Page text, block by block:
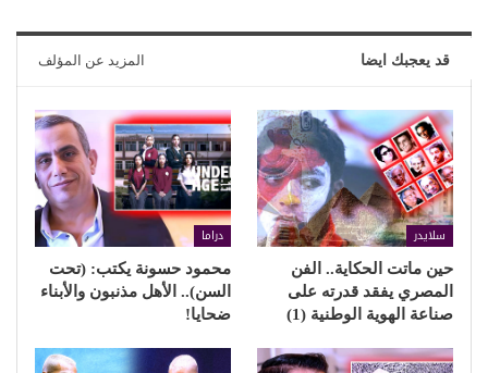
قد يعجبك ايضا المزيد عن المؤلف
سلايدر
حين ماتت الحكاية.. الفن
المصري يفقد قدرته على
صناعة الهوية الوطنية (1)
دراما
محمود حسونة يكتب: (تحت
السن).. الأهل مذنبون والأبناء
ضحايا!